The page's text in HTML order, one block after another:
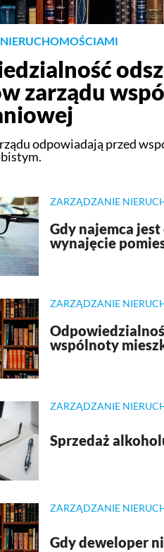
zarządu
odpowiadają przed
ZARZĄDZANIE
Gdy najemca
wynajęcie
ZARZĄDZANIE
wspólnoty
ZARZĄDZANIE
Sprzedaż
ZARZĄDZANIE
Gdy deweloper